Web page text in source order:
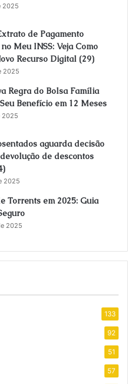
2025
de Pagamento
Meu INSS: Veja Como
Recurso Digital (29)
2025
Regra do Bolsa Família
Benefício em 12 Meses
2025
aguarda decisão
de descontos
2025
Torrents em 2025: Guia
2025
133
92
51
57